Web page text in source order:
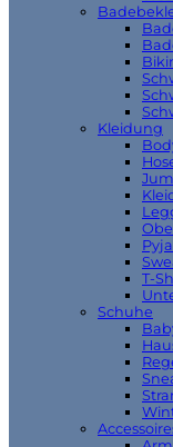
Kleidung
T-
Schuhe